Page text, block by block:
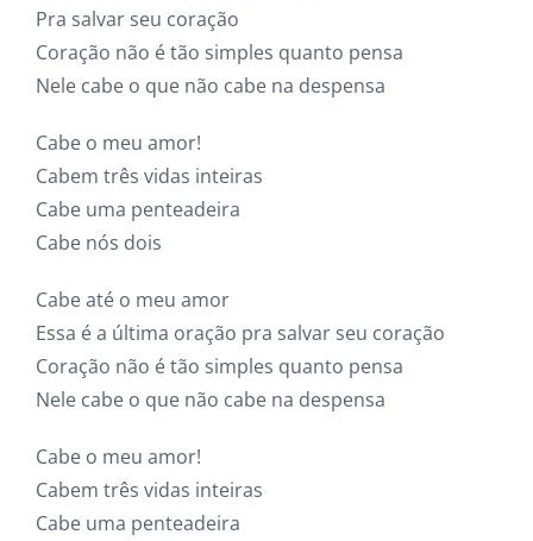
Pra salvar seu coração
Coração não é tão simples quanto pensa
Nele cabe o que não cabe na despensa
Cabe o meu amor!
Cabem três vidas inteiras
Cabe uma penteadeira
Cabe nós dois
Cabe até o meu amor
Essa é a última oração pra salvar seu coração
Coração não é tão simples quanto pensa
Nele cabe o que não cabe na despensa
Cabe o meu amor!
Cabem três vidas inteiras
Cabe uma penteadeira